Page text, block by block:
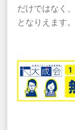
だけではなく、
となりえます。